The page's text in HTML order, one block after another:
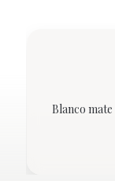
Blanco mate